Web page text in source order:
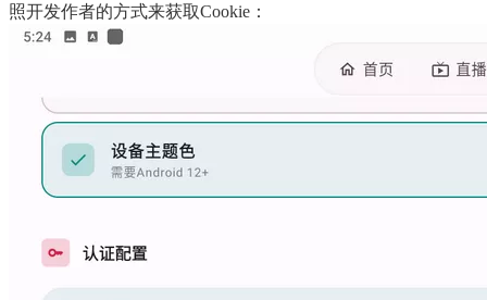
照开发作者的方式来获取Cookie：